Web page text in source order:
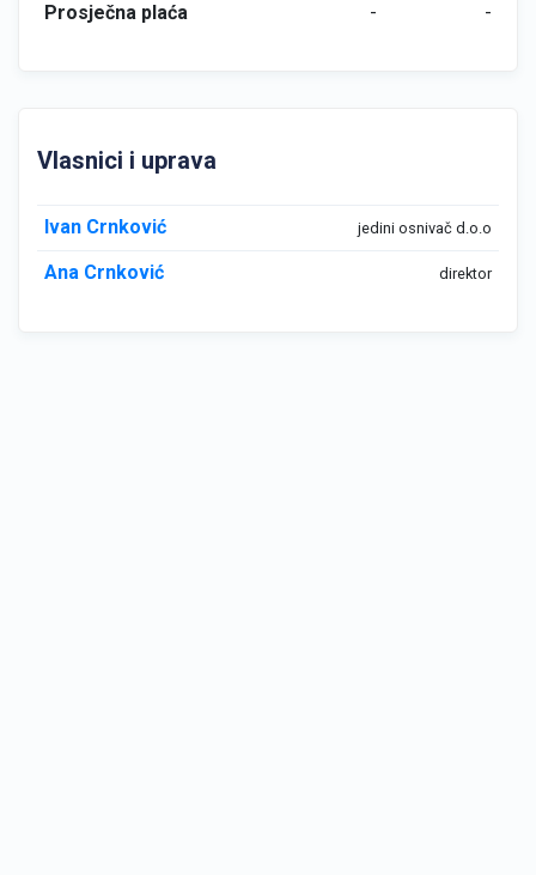
Prosječna plaća
- -
Vlasnici i uprava
Ivan Crnković jedini osnivač d.o.o
Ana Crnković direktor